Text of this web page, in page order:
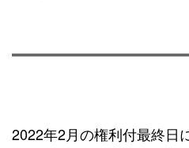
2022年2月の権利付最終日